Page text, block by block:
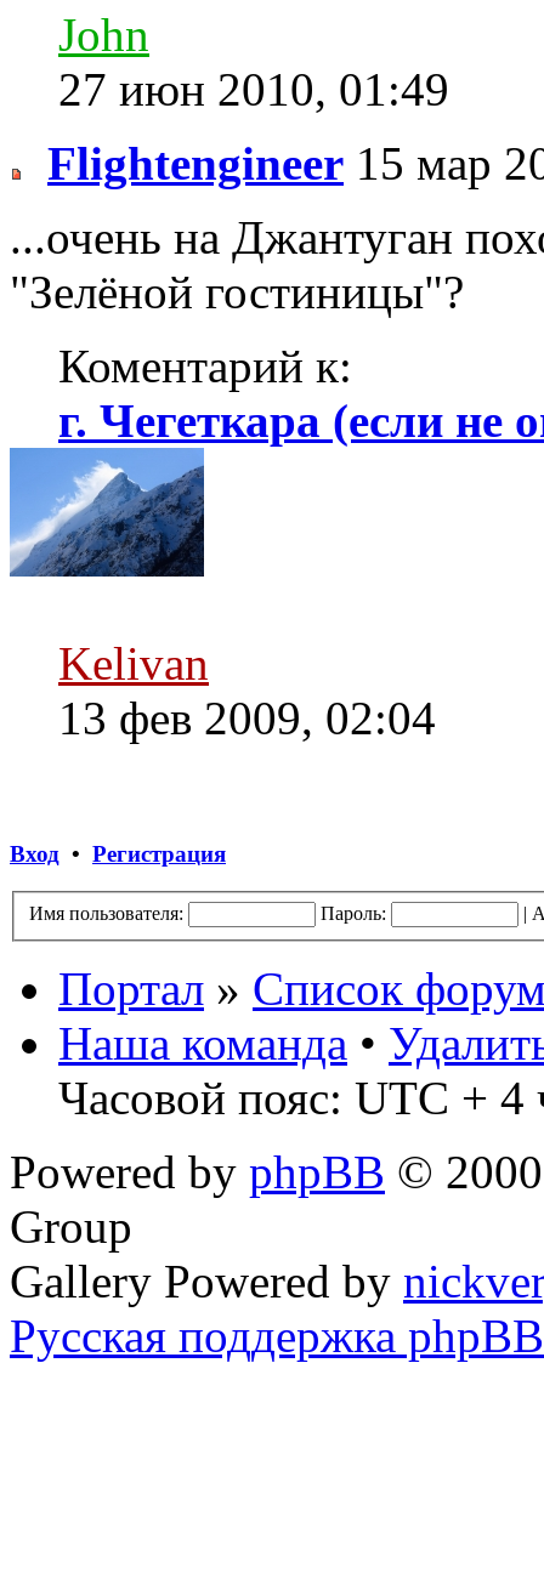
John
27 июн 2010, 01:49
Flightengineer 15 мар
...очень на Джантуган
"Зелёной гостиницы"?
Коментарий к:
г. Чегеткара (если не
Kelivan
13 фев 2009, 02:04
Вход • Регистрация
Имя пользователя: Пароль: |
Портал » Список
Наша команда •
Часовой пояс: UTC + 4
Powered by phpBB ©
Group
Gallery Powered by
Русская поддержка phpBB